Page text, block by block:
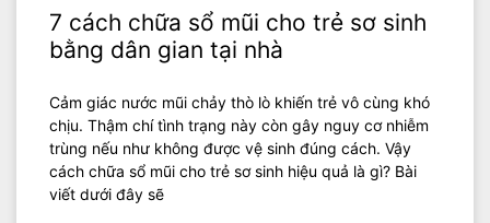
7 cách chữa sổ mũi cho trẻ sơ sinh
bằng dân gian tại nhà
Cảm giác nước mũi chảy thò lò khiến trẻ vô cùng khó
chịu. Thậm chí tình trạng này còn gây nguy cơ nhiễm
trùng nếu như không được vệ sinh đúng cách. Vậy
cách chữa sổ mũi cho trẻ sơ sinh hiệu quả là gì? Bài
viết dưới đây sẽ